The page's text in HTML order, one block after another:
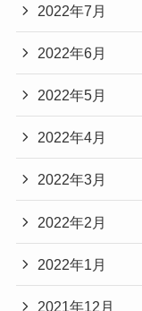
2022年7月
2022年6月
2022年5月
2022年4月
2022年3月
2022年2月
2022年1月
2021年12月